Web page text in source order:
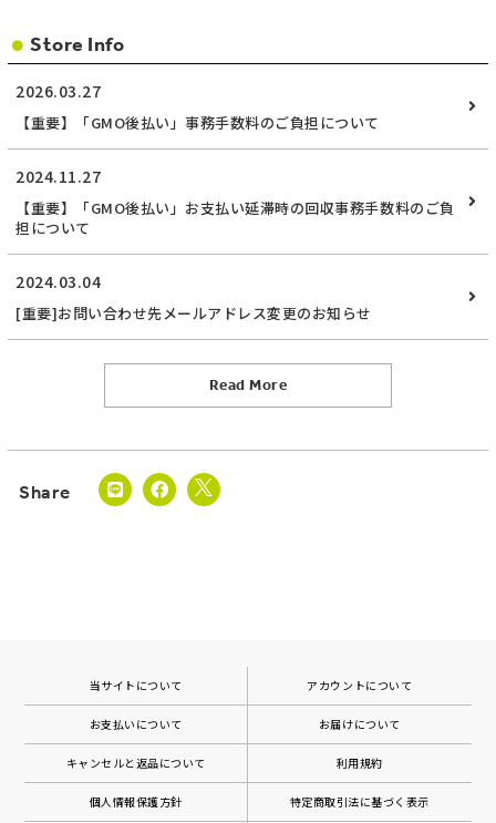
Store Info
2026.03.27
【重要】「GMO後払い」事務手数料のご負担について
2024.11.27
【重要】「GMO後払い」お支払い延滞時の回収事務手数料のご負
担について
2024.03.04
[重要]お問い合わせ先メールアドレス変更のお知らせ
Read More
当サイトについて アカウントについて
お支払いについて お届けについて
キャンセルと返品について 利用規約
個人情報保護方針 特定商取引法に基づく表示